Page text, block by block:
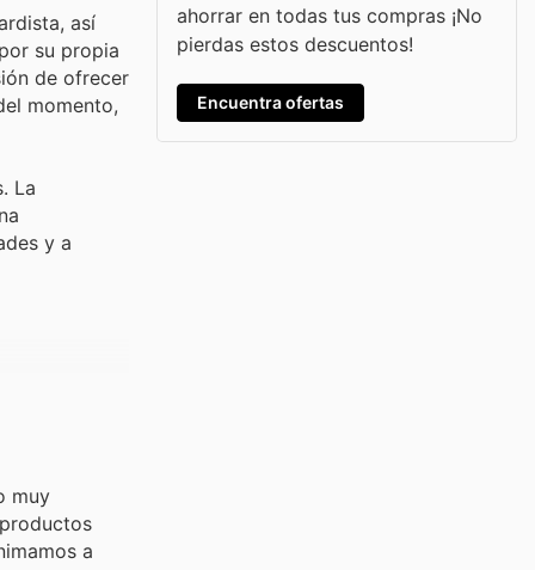
así
su propia
de ofrecer
momento,
La
y a
muy
a
ahorrar en todas tus compras ¡No
pierdas estos descuentos!
Encuentra ofertas